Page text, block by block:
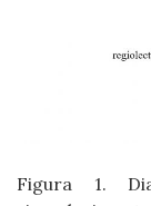
Figura 1.